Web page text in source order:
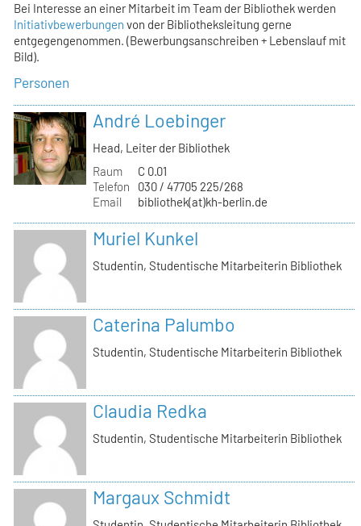
Bei Interesse an einer Mitarbeit im Team der Bibliothek werden
Initiativbewerbungen von der Bibliotheksleitung gerne
entgegengenommen. (Bewerbungsanschreiben + Lebenslauf mit
Bild).
Personen
André Loebinger
Head, Leiter der Bibliothek
Raum
C 0.01
Telefon
030 / 47705 225/268
Email
bibliothek(at)kh-berlin.de
Muriel Kunkel
Studentin, Studentische Mitarbeiterin Bibliothek
Caterina Palumbo
Studentin, Studentische Mitarbeiterin Bibliothek
Claudia Redka
Studentin, Studentische Mitarbeiterin Bibliothek
Margaux Schmidt